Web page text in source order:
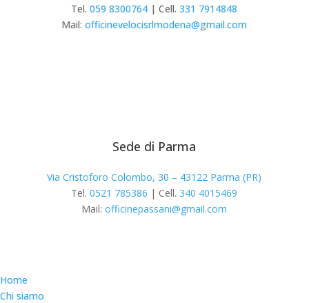
Tel.059 8300764 | Cell.331 7914848
Mail:officinevelocisrlmodena@gmail.com
Sede di Parma
Via Cristoforo Colombo, 30 – 43122 Parma (PR)
Tel.0521 785386 | Cell. 340 4015469
Mail:officinepassani@gmail.com
Home
Chi siamo